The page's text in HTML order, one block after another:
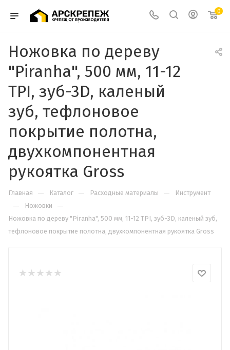
0
Ножовка по дереву
"Piranha", 500 мм, 11-12
TPI, зуб-3D, каленый
зуб, тефлоновое
покрытие полотна,
двухкомпонентная
рукоятка Gross
Главная — Каталог — Расходные материалы — Инструмент
— Ножовки —
Ножовка по дереву "Piranha", 500 мм, 11-12 TPI, зуб-3D, каленый зуб,
тефлоновое покрытие полотна, двухкомпонентная рукоятка Gross